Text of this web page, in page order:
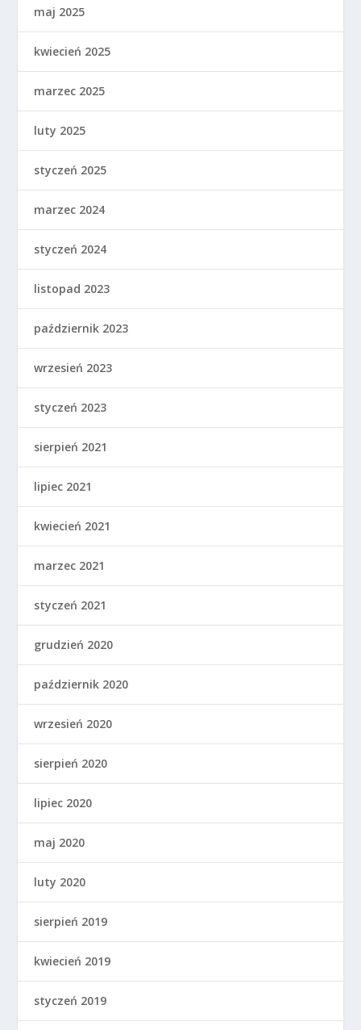
maj 2025
kwiecień 2025
marzec 2025
luty 2025
styczeń 2025
marzec 2024
styczeń 2024
listopad 2023
październik 2023
wrzesień 2023
styczeń 2023
sierpień 2021
lipiec 2021
kwiecień 2021
marzec 2021
styczeń 2021
grudzień 2020
październik 2020
wrzesień 2020
sierpień 2020
lipiec 2020
maj 2020
luty 2020
sierpień 2019
kwiecień 2019
styczeń 2019